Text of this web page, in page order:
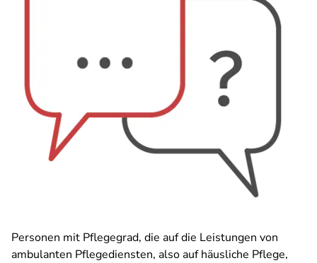
Personen mit Pflegegrad, die auf die Leistungen von
ambulanten Pflegediensten, also auf häusliche Pflege,